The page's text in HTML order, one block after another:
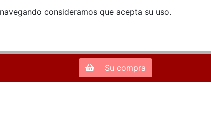
consideramos que acepta su uso.
Zona de Clientes
Su compra